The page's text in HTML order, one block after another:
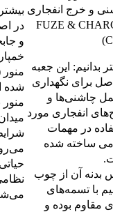
و خرج انفجاری
(FUZE &
بدانیم: این جعبه
برای نگهداری
چاشنی‌ها و
انفجاری مورد
در مهمات
ساخته شده
بدنه آن از چوب
با تسمه‌های
مقاوم بوده و
در
شده